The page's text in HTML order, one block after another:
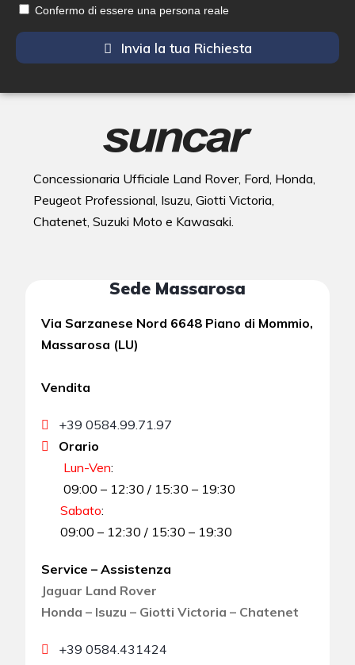
Confermo di essere una persona reale
Invia la tua Richiesta
Concessionaria Ufficiale Land Rover, Ford, Honda,
Peugeot Professional, Isuzu, Giotti Victoria,
Chatenet, Suzuki Moto e Kawasaki.
Sede Massarosa
Via Sarzanese Nord 6648 Piano di Mommio,
Massarosa (LU)
Vendita
+39 0584.99.71.97
Orario
Lun-Ven:
09:00 – 12:30 / 15:30 – 19:30
Sabato:
09:00 – 12:30 / 15:30 – 19:30
Service – Assistenza
Jaguar Land Rover
Honda – Isuzu – Giotti Victoria – Chatenet
+39 0584.431424